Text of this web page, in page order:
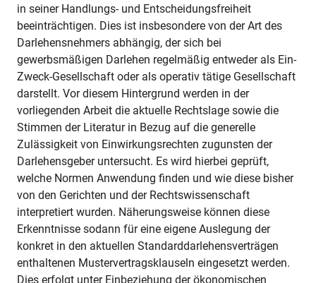
in seiner Handlungs- und Entscheidungsfreiheit
beeinträchtigen. Dies ist insbesondere von der Art des
Darlehensnehmers abhängig, der sich bei
gewerbsmäßigen Darlehen regelmäßig entweder als Ein-
Zweck-Gesellschaft oder als operativ tätige Gesellschaft
darstellt. Vor diesem Hintergrund werden in der
vorliegenden Arbeit die aktuelle Rechtslage sowie die
Stimmen der Literatur in Bezug auf die generelle
Zulässigkeit von Einwirkungsrechten zugunsten der
Darlehensgeber untersucht. Es wird hierbei geprüft,
welche Normen Anwendung finden und wie diese bisher
von den Gerichten und der Rechtswissenschaft
interpretiert wurden. Näherungsweise können diese
Erkenntnisse sodann für eine eigene Auslegung der
konkret in den aktuellen Standarddarlehensverträgen
enthaltenen Mustervertragsklauseln eingesetzt werden.
Dies erfolgt unter Einbeziehung der ökonomischen